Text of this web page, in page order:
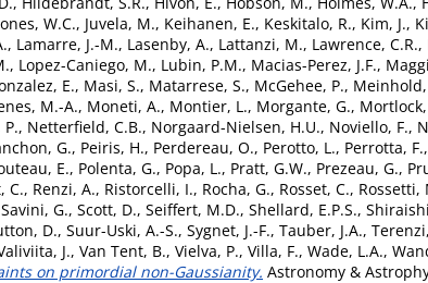
W.C., Juvela, M., Keihanen, E., Keskitalo, R., Kim, J.,
, Lamarre, J.-M., Lasenby, A., Lattanzi, M., Lawrence, C.R.,
, Lopez-Caniego, M., Lubin, P.M., Macias-Perez, J.F.,
E., Masi, S., Matarrese, S., McGehee, P., Meinhold,
M.-A., Moneti, A., Montier, L., Morgante, G.,
, Netterfield, C.B., Norgaard-Nielsen, H.U., Noviello, F.,
G., Peiris, H., Perdereau, O., Perotto, L., Perrotta, F.,
E., Polenta, G., Popa, L., Pratt, G.W., Prezeau, G.,
C., Renzi, A., Ristorcelli, I., Rocha, G., Rosset, C., Rossetti,
Savini, G., Scott, D., Seiffert, M.D., Shellard, E.P.S.,
D., Suur-Uski, A.-S., Sygnet, J.-F., Tauber, J.A.,
J., Van Tent, B., Vielva, P., Villa, F., Wade, L.A.,
on primordial non-Gaussianity. Astronomy &